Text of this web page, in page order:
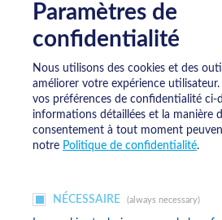
Politique de confidentialité
Paramètres de
confidentialité
Nous utilisons des cookies et des
améliorer votre expérience utilisateur.
vos préférences de confidentialité ci-
informations détaillées et la manière
consentement à tout moment
notre Politique de confidentialité.
NÉCESSAIRE (always necessary)